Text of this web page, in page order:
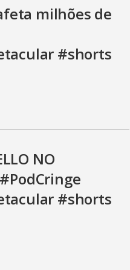
milhões de
#shorts
NO
#shorts